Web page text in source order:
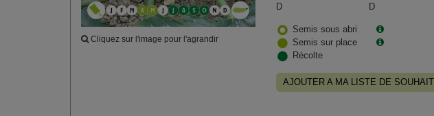
Cliquez sur l'image pour l'agrandir
D
D
Semis sous abri
Semis sur place
Récolte
AJOUTER A MA LISTE DE